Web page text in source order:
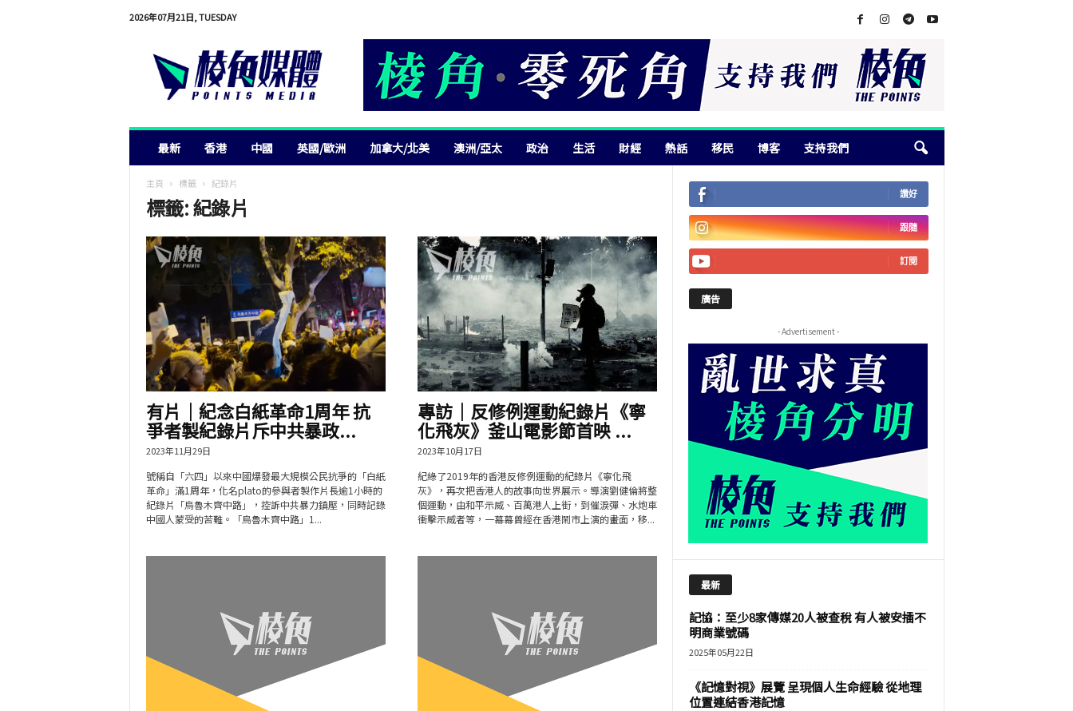
2026年07月21日, TUESDAY
最新 香港 中國 英國/歐洲 加拿大/北美 澳洲/亞太 政治 生活 財經 熱話 移民 博客 支持我們
主頁 標籤 紀錄片
標籤: 紀錄片
有片│紀念白紙革命1周年 抗
爭者製紀錄片斥中共暴政...
2023年11月29日
號稱自「六四」以來中國爆發最大規模公民抗爭的「白紙
革命」滿1周年，化名plato的參與者製作片長逾1小時的
紀錄片「烏魯木齊中路」，控訴中共暴力鎮壓，同時記錄
中國人蒙受的苦難。「烏魯木齊中路」1...
專訪｜反修例運動紀錄片《寧
化飛灰》釜山電影節首映 ...
2023年10月17日
紀綠了2019年的香港反修例運動的紀錄片《寧化飛
灰》，再次把香港人的故事向世界展示。導演劉健倫將整
個運動，由和平示威、百萬港人上街，到催淚彈、水炮車
衝擊示威者等，一幕幕曾經在香港鬧市上演的畫面，移...
讚好
跟隨
訂閱
廣告
- Advertisement -
最新
記協：至少8家傳媒20人被查稅 有人被安插不
明商業號碼
2025年05月22日
《記憶對視》展覽 呈現個人生命經驗 從地理
位置連結香港記憶